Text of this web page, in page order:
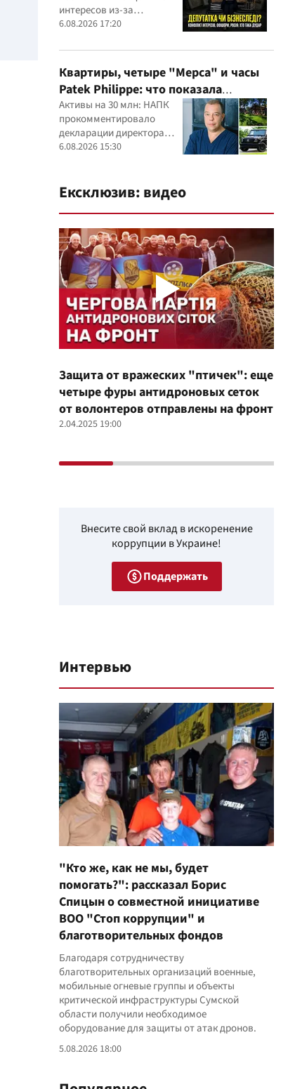
интересов из-за
семейного строительного
скандалов, судебных дел
6.08.2026 17:20
Квартиры, четыре "Мерса" и часы
Patek Philippe: что показала
проверка деклараций руководителя
детского кардиоцентра
Маньковского и что говорит НАПК?
Активы на 30 млн: НАПК
прокомментировало
декларации директора
кардиоцентра Георгия
6.08.2026 15:30
Ексклюзив: видео
Защита от вражеских "птичек": еще
четыре фуры антидроновых сеток
от волонтеров отправлены на фронт
2.04.2025 19:00
Внесите свой вклад в искоренение
коррупции в Украине!
Поддержать
Интервью
"Кто же, как не мы, будет
помогать?": рассказал Борис
Спицын о совместной инициативе
ВОО "Стоп коррупции" и
благотворительных фондов
Благодаря сотрудничеству
благотворительных организаций военные,
мобильные огневые группы и объекты
критической инфраструктуры Сумской
области получили необходимое
оборудование для защиты от атак дронов.
5.08.2026 18:00